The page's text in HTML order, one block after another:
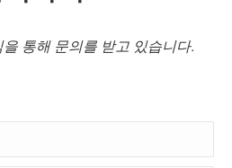
통해 문의를 받고 있습니다.